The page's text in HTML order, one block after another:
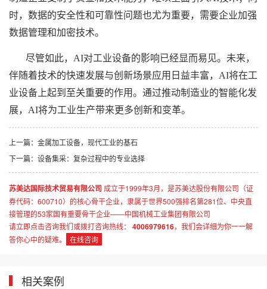
时，数据的安全性和可靠性问题也尤为重要，需要企业加强
数据管理和加密技术。
尽管如此，AI对工业设备的影响已经显而易见。未来，
伴随着技术的快速发展与创新场景应用日益丰富，AI将在工
业设备 上起到至关重要的作用。通过推动制造业的智能化发
展，AI将为工业生产带来更多创新和变革。
上一篇： 金属加工设备，现代工业的基石
下一篇： 设备集采：复杂过程中的专业选择
苏美达国际技术贸易有限公司 成立于1999年3月，是苏美达股份有限公司（证
券代码：600710）的核心骨干企业，隶属于世界500强排名第281位、中央直
接管理的53家国有重要骨干企业——中国机械工业集团有限公司
请立即点击咨询我们或拨打咨询热线：
4006979616，我们会详细为你一一解
答你心中的疑难。
在线咨询
相关案例